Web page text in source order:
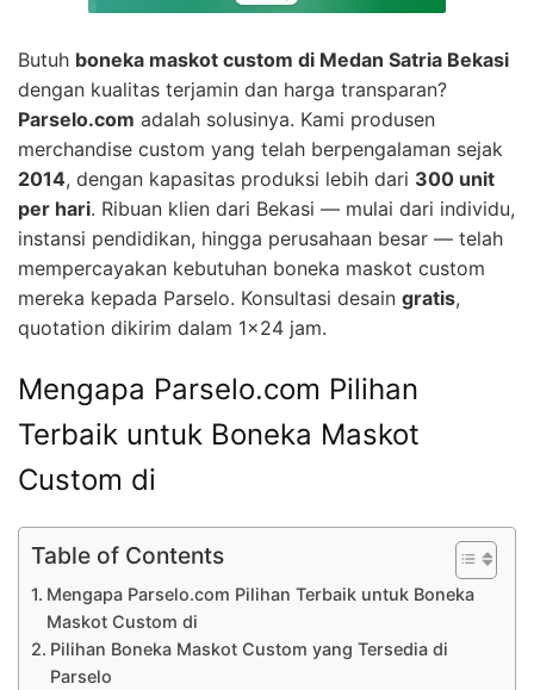
Butuh boneka maskot custom di Medan Satria Bekasi
dengan kualitas terjamin dan harga transparan?
Parselo.com adalah solusinya. Kami produsen
merchandise custom yang telah berpengalaman sejak
2014, dengan kapasitas produksi lebih dari 300 unit
per hari. Ribuan klien dari Bekasi — mulai dari individu,
instansi pendidikan, hingga perusahaan besar — telah
mempercayakan kebutuhan boneka maskot custom
mereka kepada Parselo. Konsultasi desain gratis,
quotation dikirim dalam 1×24 jam.
Mengapa Parselo.com Pilihan
Terbaik untuk Boneka Maskot
Custom di
Table of Contents
Mengapa Parselo.com Pilihan Terbaik untuk Boneka
Maskot Custom di
Pilihan Boneka Maskot Custom yang Tersedia di
Parselo